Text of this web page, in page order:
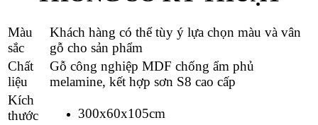
Màu
sắc
Khách hàng có thể tùy ý lựa chọn màu và vân
gỗ cho sản phẩm
Chất
liệu
Gỗ công nghiệp MDF chống ẩm phủ
melamine, kết hợp sơn S8 cao cấp
Kích
thước
300x60x105cm